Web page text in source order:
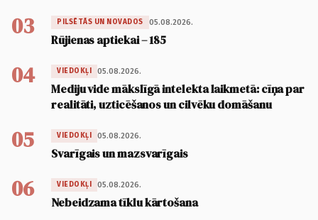
03 PILSĒTĀS UN NOVADOS 05.08.2026.
Rūjienas aptiekai – 185
04 VIEDOKĻI 05.08.2026.
Mediju vide mākslīgā intelekta laikmetā: cīņa par
realitāti, uzticēšanos un cilvēku domāšanu
05 VIEDOKĻI 05.08.2026.
Svarīgais un mazsvarīgais
06 VIEDOKĻI 05.08.2026.
Nebeidzama tīklu kārtošana